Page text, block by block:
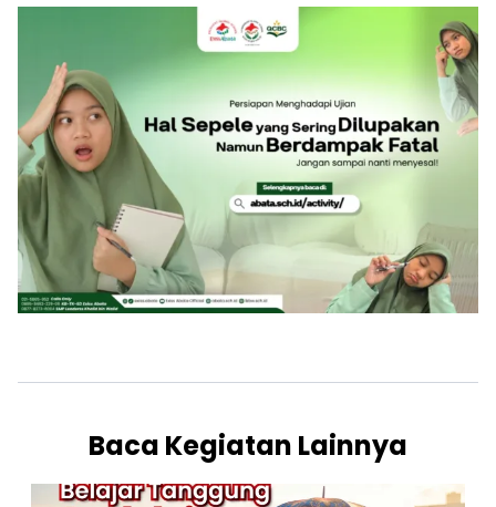
Baca Kegiatan Lainnya